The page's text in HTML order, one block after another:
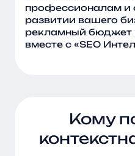
профессионалам и
развитии вашего
рекламный бюджет
вместе с «SEO
Кому